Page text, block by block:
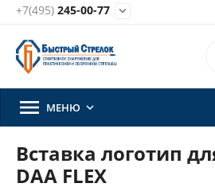
+7(495) 245-00-77 
 МЕНЮ 
Вставка логотип
DAA FLEX